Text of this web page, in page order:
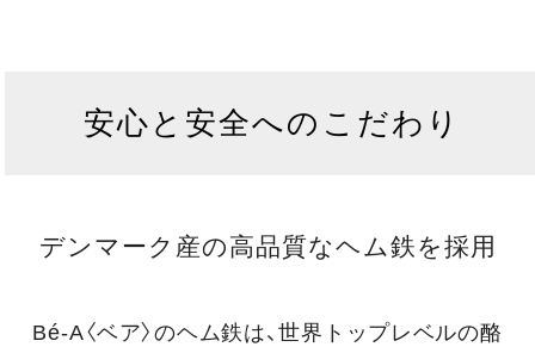
安心と安全へのこだわり
デンマーク産の高品質なヘム鉄を採用
Bé-A〈ベア〉のヘム鉄は、世界トップレベルの酪